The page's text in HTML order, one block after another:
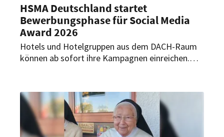
HSMA Deutschland startet
Bewerbungsphase für Social Media
Award 2026
Hotels und Hotelgruppen aus dem DACH-Raum
können ab sofort ihre Kampagnen einreichen.